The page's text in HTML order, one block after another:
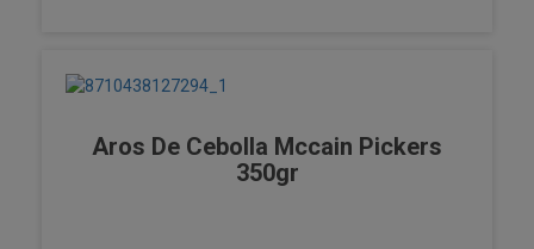
Aros De Cebolla Mccain Pickers
350gr